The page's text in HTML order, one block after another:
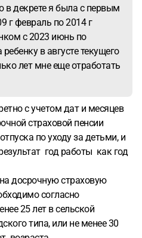
в декрете я была с первым
г февраль по 2014 г
с 2023 июнь по
в августе текущего
лет мне еще отработать
с учетом дат и месяцев
страховой пенсии
по уходу за детьми, и
год работы как год
досрочную страховую
согласно
25 лет в сельской
типа, или не менее 30